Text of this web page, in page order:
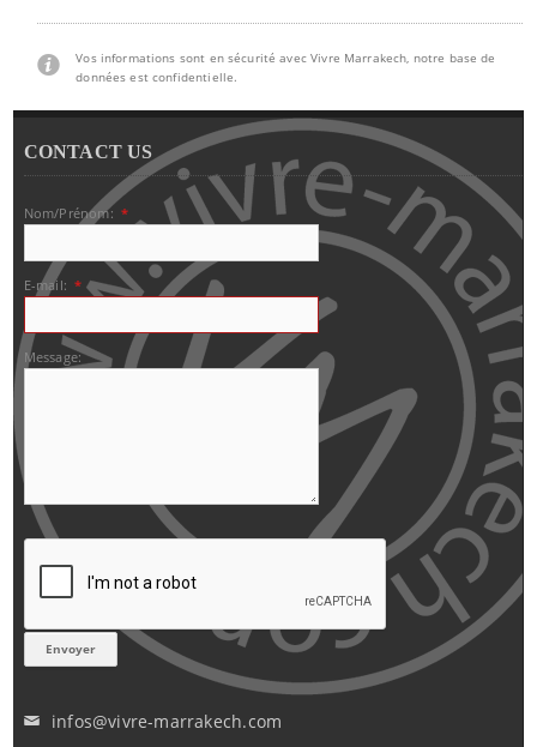
Vos informations sont en sécurité avec Vivre Marrakech, notre base de
données est confidentielle.
CONTACT US
Nom/Prénom: *
E-mail: *
Message:
✉ infos@vivre-marrakech.com